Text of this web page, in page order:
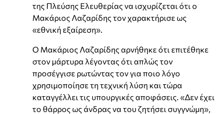
της Πλεύσης Ελευθερίας να ισχυρίζεται ότι ο
Μακάριος Λαζαρίδης τον χαρακτήρισε ως
«εθνική εξαίρεση».
Ο Μακάριος Λαζαρίδης αρνήθηκε ότι επιτέθηκε
στον μάρτυρα λέγοντας ότι απλώς τον
προσέγγισε ρωτώντας τον για ποιο λόγο
χρησιμοποίησε τη τεχνική λύση και τώρα
καταγγέλλει τις υπουργικές αποφάσεις. «Δεν έχει
το θάρρος ως άνδρας να του ζητήσει συγγνώμη»,